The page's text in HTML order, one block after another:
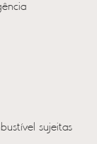
sujeitas